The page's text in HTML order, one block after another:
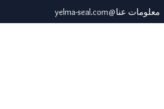
معلومات عنا@yelma-seal.com